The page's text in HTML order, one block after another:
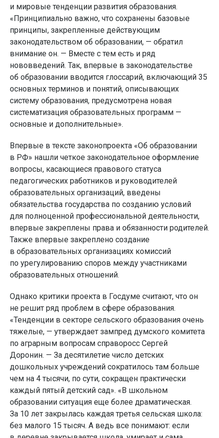
и мировые тенденции развития образования.
«Принципиально важно, что сохранены базовые
принципы, закрепленные действующим
законодательством об образовании, — обратил
внимание он. — Вместе с тем есть и ряд
нововведений. Так, впервые в законодательстве
об образовании вводится глоссарий, включающий 35
основных терминов и понятий, описывающих
систему образования, предусмотрена новая
систематизация образовательных программ —
основные и дополнительные».
Впервые в тексте законопроекта «Об образовании
в РФ» нашли четкое законодательное оформление
вопросы, касающиеся правового статуса
педагогических работников и руководителей
образовательных организаций, введены
обязательства государства по созданию условий
для полноценной профессиональной деятельности,
впервые закреплены права и обязанности родителей.
Также впервые закреплено создание
в образовательных организациях комиссий
по урегулированию споров между участниками
образовательных отношений.
Однако критики проекта в Госдуме считают, что он
не решит ряд проблем в сфере образования.
«Тенденции в секторе сельского образования очень
тяжелые, — утверждает зампред думского комитета
по аграрным вопросам справоросс Сергей
Доронин. — За десятилетие число детских
дошкольных учреждений сократилось там больше
чем на 4 тысячи, по сути, сокращен практически
каждый пятый детский сад». «В школьном
образовании ситуация еще более драматическая.
За 10 лет закрылась каждая третья сельская школа:
без малого 15 тысяч. А ведь все понимают: если